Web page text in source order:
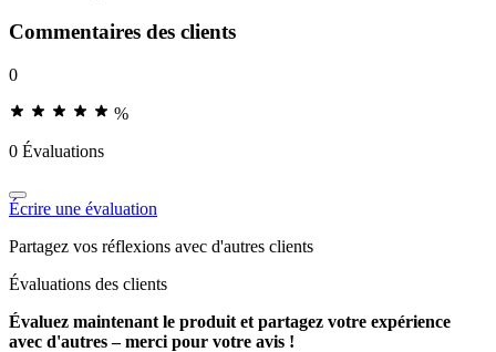
Commentaires des clients
0
%
0 Évaluations
Écrire une évaluation
Partagez vos réflexions avec d'autres clients
Évaluations des clients
Évaluez maintenant le produit et partagez votre expérience
avec d'autres – merci pour votre avis !